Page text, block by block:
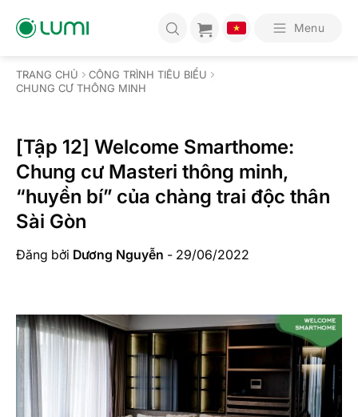
qua
Menu
TRANG CHỦ
CÔNG TRÌNH TIÊU BIỂU
CHUNG CƯ THÔNG MINH
[Tập 12] Welcome Smarthome:
Chung cư Masteri thông minh,
“huyền bí” của chàng trai độc thân
Sài Gòn
Đăng bởi Dương Nguyễn - 29/06/2022